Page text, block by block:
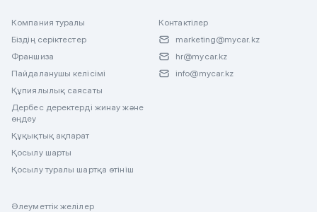
Компания туралы
Біздің серіктестер
Франшиза
Пайдаланушы келісімі
Құпиялылық саясаты
Дербес деректерді жинау және
өңдеу
Құқықтық ақпарат
Қосылу шарты
Қосылу туралы шартқа өтініш
Контактілер
marketing@mycar.kz
hr@mycar.kz
info@mycar.kz
Әлеуметтік желілер